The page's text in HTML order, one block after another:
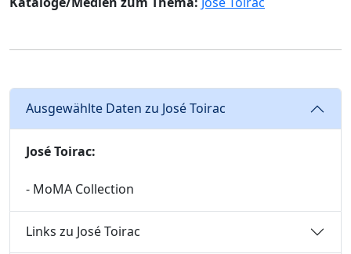
Ausgewählte Daten zu José Toirac
José Toirac:
- MoMA Collection
Links zu José Toirac